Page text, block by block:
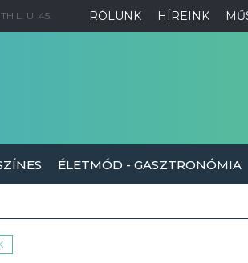
RÓLUNK HÍREINK
L. U. 45.
ÉLETMÓD - GASZTRONÓMIA